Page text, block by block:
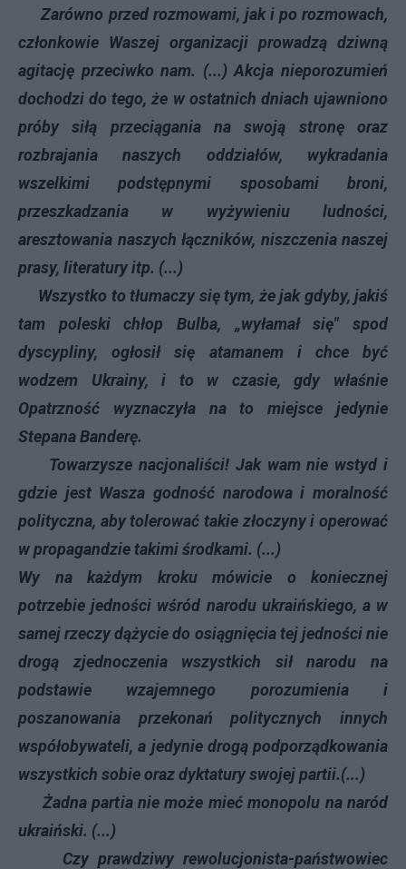
Zarówno przed rozmowami, jak i po rozmowach,
członkowie Waszej organizacji prowadzą dziwną
agitację przeciwko nam. (...) Akcja nieporozumień
dochodzi do tego, że w ostatnich dniach ujawniono
próby siłą przeciągania na swoją stronę oraz
rozbrajania naszych oddziałów, wykradania
wszelkimi podstępnymi sposobami broni,
przeszkadzania w wyżywieniu ludności,
aresztowania naszych łączników, niszczenia naszej
prasy, literatury itp. (...)
Wszystko to tłumaczy się tym, że jak gdyby, jakiś
tam poleski chłop Bulba, „wyłamał się" spod
dyscypliny, ogłosił się atamanem i chce być
wodzem Ukrainy, i to w czasie, gdy właśnie
Opatrzność wyznaczyła na to miejsce jedynie
Stepana Banderę.
Towarzysze nacjonaliści! Jak wam nie wstyd i
gdzie jest Wasza godność narodowa i moralność
polityczna, aby tolerować takie złoczyny i operować
w propagandzie takimi środkami. (...)
Wy na każdym kroku mówicie o koniecznej
potrzebie jedności wśród narodu ukraińskiego, a w
samej rzeczy dążycie do osiągnięcia tej jedności nie
drogą zjednoczenia wszystkich sił narodu na
podstawie wzajemnego porozumienia i
poszanowania przekonań politycznych innych
współobywateli, a jedynie drogą podporządkowania
wszystkich sobie oraz dyktatury swojej partii.(...)
Żadna partia nie może mieć monopolu na naród
ukraiński. (...)
Czy prawdziwy rewolucjonista-państwowiec